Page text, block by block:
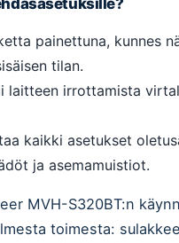
painettuna, kunnes
tilan.
laitteen irrottamista
kaikki asetukset
ja asemamuistiot.
MVH-S320BT:n
toimesta: